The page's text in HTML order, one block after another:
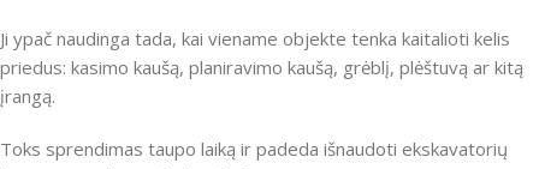
Ji ypač naudinga tada, kai viename objekte tenka kaitalioti kelis
priedus: kasimo kaušą, planiravimo kaušą, grėblį, plėštuvą ar kitą
įrangą.
Toks sprendimas taupo laiką ir padeda išnaudoti ekskavatorių